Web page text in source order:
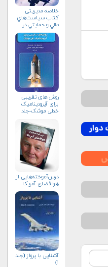
خلاصه مدیریتی
کتاب سياست‌هاي
مالي و حمايتي در
صنعت
هواپيماسازي
غيرنظامي+دریافت
نسخه‌ الکترونیکی
روش های تقریبی
برای آیرودینامیک
خطی موشک-جلد
درس‌آموخته‌هایی از
هوافضای آمریکا
آشنایی با پرواز (جلد
۱)